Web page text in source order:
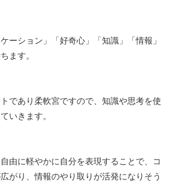
ーション」「好奇心」「知識」「情報」
ます。
であり柔軟宮ですので、知識や思考を使
いきます。
由に軽やかに自分を表現することで、コ
がり、情報のやり取りが活発になりそう